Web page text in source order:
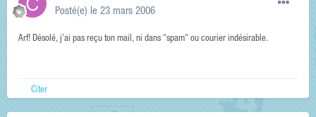
Posté(e) le 23 mars 2006
Arf! Désolé, j'ai pas reçu ton mail, ni dans "spam" ou courier indésirable.
Citer